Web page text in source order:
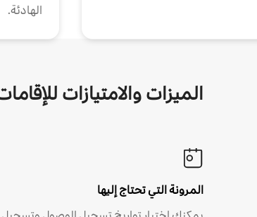
الهادئة.
الميزات والامتيازات
المرونة التي تحتاج إليها